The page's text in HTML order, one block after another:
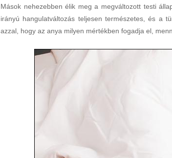
Mások nehezebben élik meg a megváltozott testi
irányú hangulatváltozás teljesen természetes, és a
azzal, hogy az anya milyen mértékben fogadja el,